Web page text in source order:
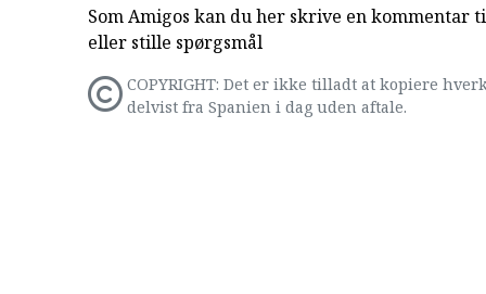
Som Amigos kan du her skrive en kommentar
eller stille spørgsmål
COPYRIGHT: Det er ikke tilladt at kopiere
delvist fra Spanien i dag uden aftale.